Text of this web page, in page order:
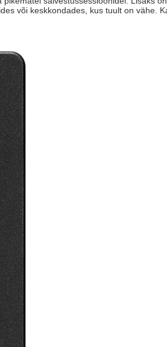
või keskkondades, kus tuult on vähe.